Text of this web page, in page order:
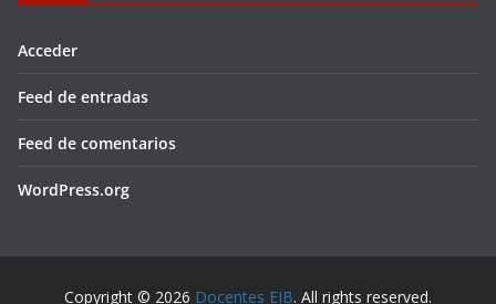
Acceder
Feed de entradas
Feed de comentarios
WordPress.org
Copyright © 2026 Docentes EIB. All rights reserved.